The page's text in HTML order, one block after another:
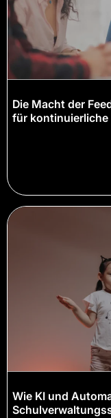
Die Macht der
für kontinuierliche
Wie KI und